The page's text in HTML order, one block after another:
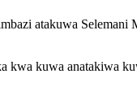
atakuwa Selemani
kwa kuwa anatakiwa